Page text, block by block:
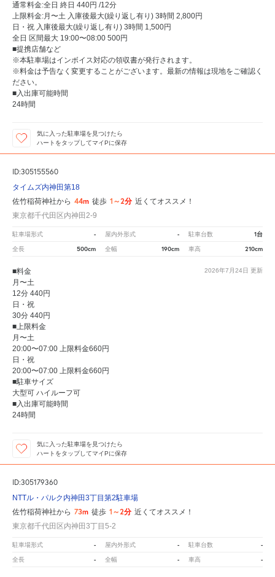
通常料金:全日 終日 440円 /12分
上限料金:月〜土 入庫後最大(繰り返し有り) 3時間 2,800円
日・祝 入庫後最大(繰り返し有り) 3時間 1,500円
全日 区間最大 19:00〜08:00 500円
■提携店舗など
※本駐車場はインボイス対応の領収書が発行されます。
※料金は予告なく変更することがございます。最新の情報は現地をご確認く
ださい。
■入出庫可能時間
24時間
気に入った駐車場を見つけたら
ハートをタップしてマイPに保存
ID:305155560
タイムズ内神田第18
佐竹稲荷神社から 44m 徒歩 1～2分 近くてオススメ！
東京都千代田区内神田2-9
駐車場形式 - 屋内外形式 - 駐車台数 1台
全長 500cm 全幅 190cm 車高 210cm
2026年7月24日 更新
■料金
月〜土
12分 440円
日・祝
30分 440円
■上限料金
月〜土
20:00〜07:00 上限料金660円
日・祝
20:00〜07:00 上限料金660円
■駐車サイズ
大型可 ハイルーフ可
■入出庫可能時間
24時間
気に入った駐車場を見つけたら
ハートをタップしてマイPに保存
ID:305179360
NTTル・パルク内神田3丁目第2駐車場
佐竹稲荷神社から 73m 徒歩 1～2分 近くてオススメ！
東京都千代田区内神田3丁目5-2
駐車場形式 - 屋内外形式 - 駐車台数 -
全長 - 全幅 - 車高 -